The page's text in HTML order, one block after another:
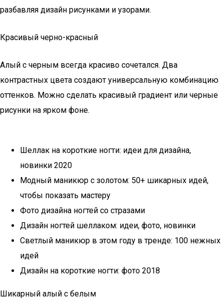
разбавляя дизайн рисунками и узорами.
Красивый черно-красный
Алый с черным всегда красиво сочетался. Два
контрастных цвета создают универсальную комбинацию
оттенков. Можно сделать красивый градиент или черные
рисунки на ярком фоне.
Шеллак на короткие ногти: идеи для дизайна,
новинки 2020
Модный маникюр с золотом: 50+ шикарных идей,
чтобы показать мастеру
Фото дизайна ногтей со стразами
Дизайн ногтей шеллаком: идеи, фото, новинки
Светлый маникюр в этом году в тренде: 100 нежных
идей
Дизайн на короткие ногти: фото 2018
Шикарный алый с белым